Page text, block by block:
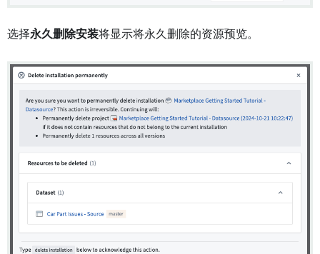
选择永久删除安装将显示将永久删除的资源预览。